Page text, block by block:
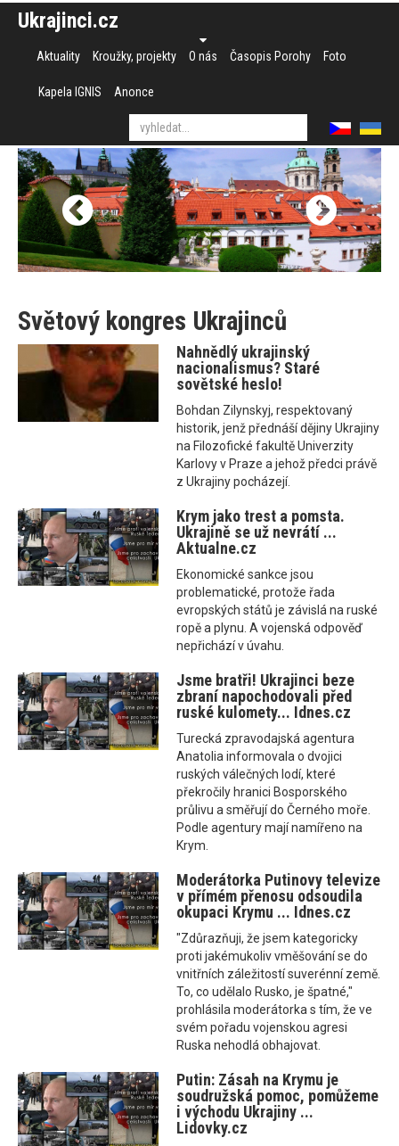
Ukrajinci.cz
Aktuality Kroužky, projekty O nás Časopis Porohy Foto
Kapela IGNIS Anonce
Světový kongres Ukrajinců
Nahnědlý ukrajinský
nacionalismus? Staré
sovětské heslo!
Bohdan Zilynskyj, respektovaný
historik, jenž přednáší dějiny Ukrajiny
na Filozofické fakultě Univerzity
Karlovy v Praze a jehož předci právě
z Ukrajiny pocházejí.
Krym jako trest a pomsta.
Ukrajině se už nevrátí ...
Aktualne.cz
Ekonomické sankce jsou
problematické, protože řada
evropských států je závislá na ruské
ropě a plynu. A vojenská odpověď
nepřichází v úvahu.
Jsme bratři! Ukrajinci beze
zbraní napochodovali před
ruské kulomety... Idnes.cz
Turecká zpravodajská agentura
Anatolia informovala o dvojici
ruských válečných lodí, které
překročily hranici Bosporského
průlivu a směřují do Černého moře.
Podle agentury mají namířeno na
Krym.
Moderátorka Putinovy televize
v přímém přenosu odsoudila
okupaci Krymu ... Idnes.cz
"Zdůrazňuji, že jsem kategoricky
proti jakémukoliv vměšování se do
vnitřních záležitostí suverénní země.
To, co udělalo Rusko, je špatné,"
prohlásila moderátorka s tím, že ve
svém pořadu vojenskou agresi
Ruska nehodlá obhajovat.
Putin: Zásah na Krymu je
soudružská pomoc, pomůžeme
i východu Ukrajiny ...
Lidovky.cz